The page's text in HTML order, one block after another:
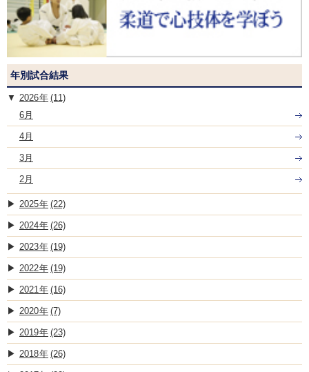
年別試合結果
2026
(11)
6月
4月
3月
2月
2025 (22)
2024 (26)
2023 (19)
2022 (19)
2021 (16)
2020 (7)
2019 (23)
2018 (26)